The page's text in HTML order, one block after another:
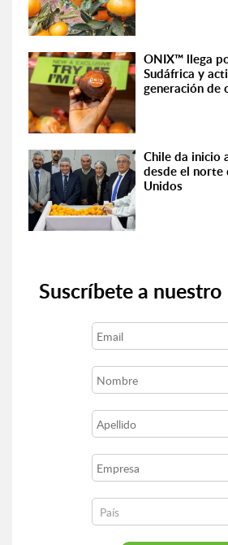
ONIX™ llega
Sudáfrica y
generación de
Chile da inicio
desde el norte
Unidos
Suscríbete a